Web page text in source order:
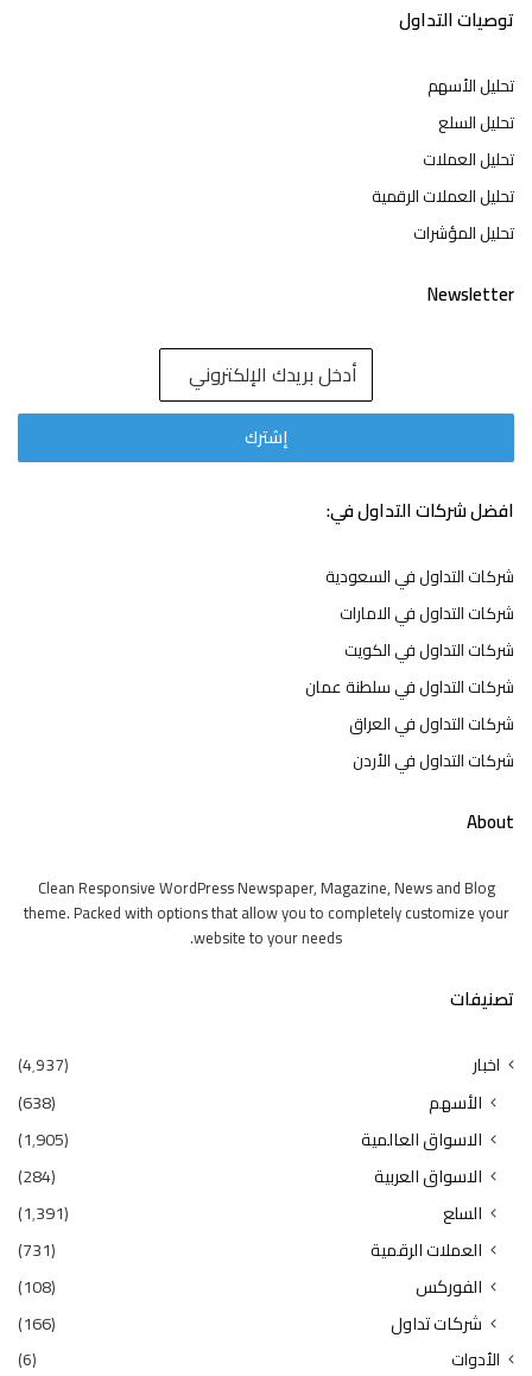
توصيات التداول
تحليل الأسهم
تحليل السلع
تحليل العملات
تحليل العملات الرقمية
تحليل المؤشرات
Newsletter
افضل شركات التداول في:
شركات التداول في السعودية
شركات التداول في الامارات
شركات التداول في الكويت
شركات التداول في سلطنة عمان
شركات التداول في العراق
شركات التداول في الأردن
About
Clean Responsive WordPress Newspaper, Magazine, News and Blog
theme. Packed with options that allow you to completely customize your
website to your needs.
تصنيفات
اخبار (4٬937)
الأسهم
(638)
الاسواق العالمية
(1٬905)
الاسواق العربية
(284)
السلع
(1٬391)
العملات الرقمية
(731)
الفوركس
(108)
شركات تداول
(166)
الأدوات (6)